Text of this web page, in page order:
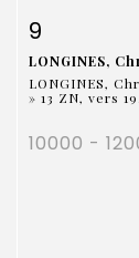
Fiche
9
LONGINES,
LONGINES,
» 13 ZN, vers
10000 -